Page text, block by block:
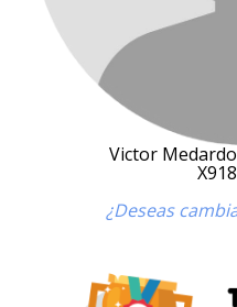
Victor
¿Deseas